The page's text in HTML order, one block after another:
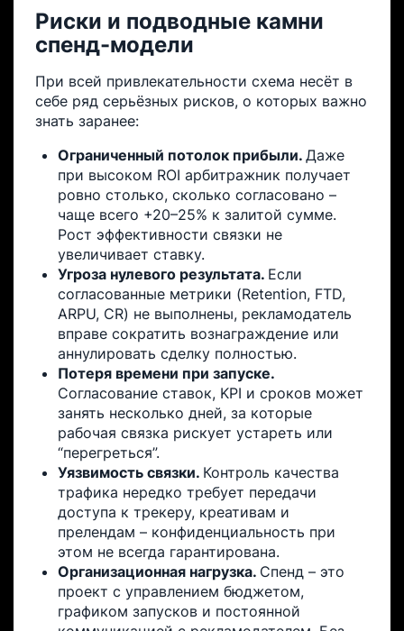
Риски и подводные камни
спенд-модели
При всей привлекательности схема несёт в
себе ряд серьёзных рисков, о которых важно
знать заранее:
Ограниченный потолок прибыли. Даже
при высоком ROI арбитражник получает
ровно столько, сколько согласовано –
чаще всего +20–25% к залитой сумме.
Рост эффективности связки не
увеличивает ставку.
Угроза нулевого результата. Если
согласованные метрики (Retention, FTD,
ARPU, CR) не выполнены, рекламодатель
вправе сократить вознаграждение или
аннулировать сделку полностью.
Потеря времени при запуске.
Согласование ставок, KPI и сроков может
занять несколько дней, за которые
рабочая связка рискует устареть или
“перегреться”.
Уязвимость связки. Контроль качества
трафика нередко требует передачи
доступа к трекеру, креативам и
прелендам – конфиденциальность при
этом не всегда гарантирована.
Организационная нагрузка. Спенд – это
проект с управлением бюджетом,
графиком запусков и постоянной